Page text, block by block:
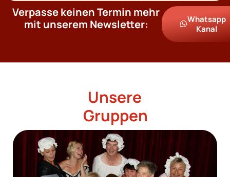
Verpasse keinen Termin mehr
mit unserem Newsletter:
Whatsapp
Kanal
Unsere
Gruppen